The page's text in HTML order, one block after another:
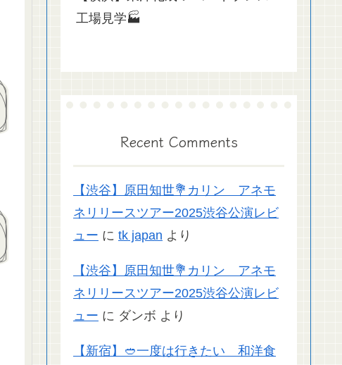
工場見学🏭
Recent Comments
【渋谷】原田知世💐カリン アネモ
ネリリースツアー2025渋谷公演レビ
ュー に tk japan より
【渋谷】原田知世💐カリン アネモ
ネリリースツアー2025渋谷公演レビ
ュー に ダンボ より
【新宿】🥙一度は行きたい 和洋食